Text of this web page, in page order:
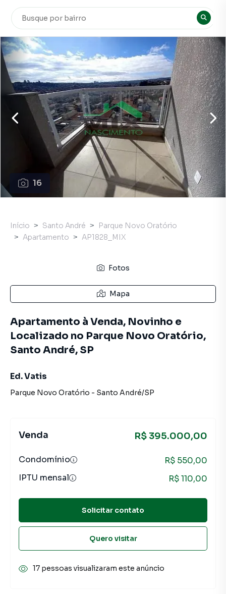
16
Início Santo André
Parque Novo Oratório
Apartamento
AP1828_MIX
Fotos
Mapa
Apartamento à Venda, Novinho e
Localizado no Parque Novo Oratório,
Santo André, SP
Ed. Vatis
Parque Novo Oratório - Santo André/SP
Venda R$ 395.000,00
Condomínio
R$ 550,00
IPTU mensal
R$ 110,00
Solicitar contato
Quero visitar
17 pessoas visualizaram este anúncio